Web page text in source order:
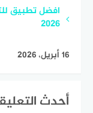
افضل تطبيق
2026
16 أبريل، 2026
أحدث